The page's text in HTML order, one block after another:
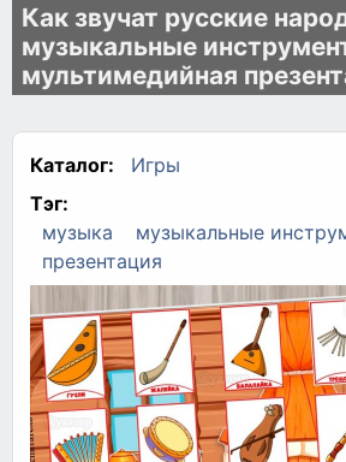
Как звучат русские
музыкальные
мультимедийная
Каталог:
Игры
Тэг:
музыка
музыкальные
презентация